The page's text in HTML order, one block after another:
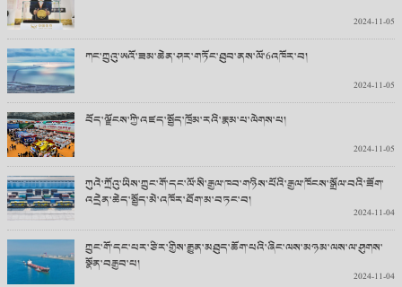
2024-11-05
ཀང་ཀྲུའུ་ཨའོ་ཟམ་ཆེན་ཤར་གཏོང་ཐུབ་ནས་ལོ་6འཁོར་བ།
2024-11-05
བོད་ལྗོངས་ཀྱི་འཛད་སྤྱོད་ཁྲོམ་རའི་རྣམ་པ་ལེགས་པ།
2024-11-05
ཀུའེ་ཀྲོའུ་ཡིས་ཀྲུང་གོ་དང་ལོ་སི་རྒྱལ་ཁབ་གཉིས་པོའི་རྒྱལ་ཁོངས་སྒྲོལ་བའི་ཟོག་
འདྲེན་ཆེད་སྤྱོད་མེ་འཁོར་ཐོག་མ་བཏང་བ།
2024-11-04
ཀྲུང་གོ་དང་པར་ཙིར་གྱིས་རྒྱུན་མཐུད་ཆོག་པའི་ཞིང་ལས་མཉམ་ལས་ལ་ཤུགས་
སྣོན་བརྒྱབ་པ།
2024-11-04